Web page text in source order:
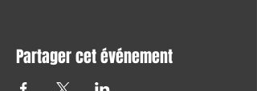
Partager cet événement